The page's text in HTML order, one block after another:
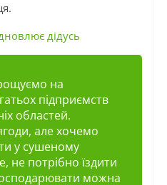
дідусь
на
підприємств
областей.
але хочемо
у сушеному
не потрібно їздити
можна